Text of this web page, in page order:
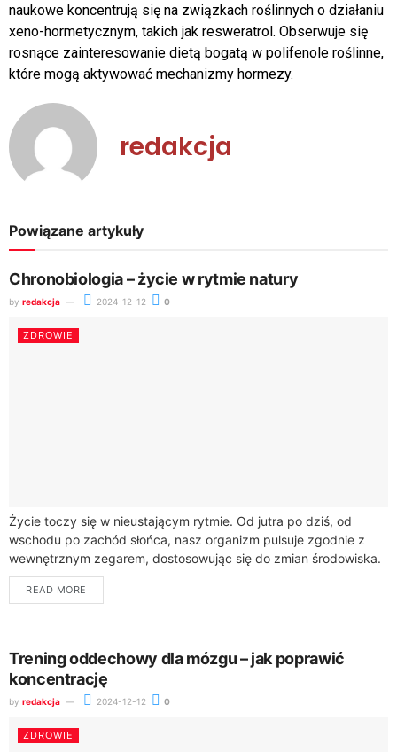
naukowe koncentrują się na związkach roślinnych o działaniu
xeno-hormetycznym, takich jak resweratrol. Obserwuje się
rosnące zainteresowanie dietą bogatą w polifenole roślinne,
które mogą aktywować mechanizmy hormezy.
redakcja
Powiązane artykuły
Chronobiologia – życie w rytmie natury
by redakcja 2024-12-12 0
ZDROWIE
Życie toczy się w nieustającym rytmie. Od jutra po dziś, od
wschodu po zachód słońca, nasz organizm pulsuje zgodnie z
wewnętrznym zegarem, dostosowując się do zmian środowiska.
Chronobiologia, dziedzina nauki...
READ MORE
Trening oddechowy dla mózgu – jak poprawić
koncentrację
by redakcja 2024-12-12 0
ZDROWIE